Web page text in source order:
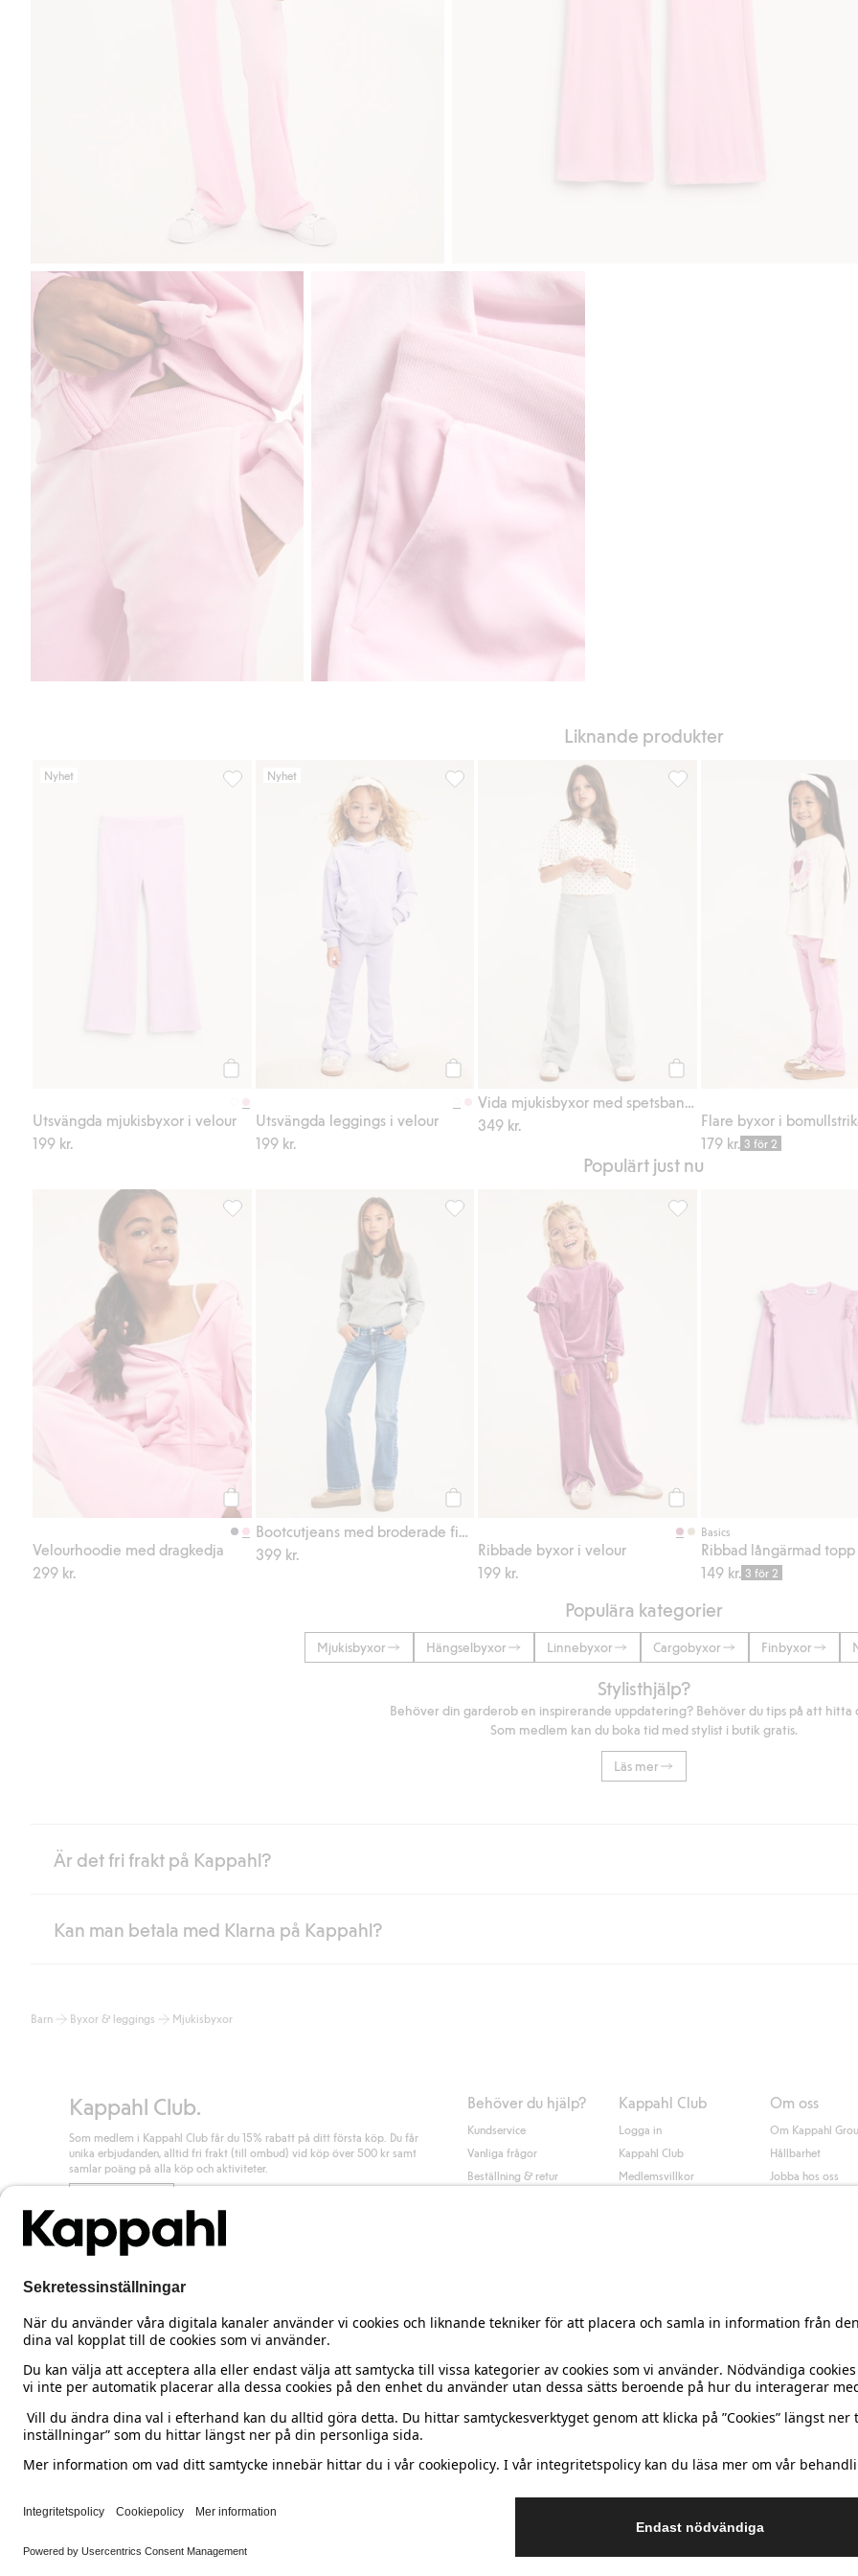
Liknande produkter
Nyhet
Utsvängda mjukisbyxor i velour
199 kr.
Utsvängda mjukisbyxor i velour, Lägg till i favoriter
Nyhet
Utsvängda leggings i velour
199 kr.
Utsvängda leggings i velour, Lägg till i favoriter
Vida mjukisbyxor med spetsband på benen
349 kr.
Vida mjukisbyxor med
Flare byxor i
179 kr. 3 för 2
Populärt just nu
Köp
Velourhoodie med dragkedja
299 kr.
Velourhoodie med dragkedja, Lägg till i favoriter
Bootcutjeans med broderade fickor
399 kr.
Bootcutjeans med broderade fickor, Lägg till i favoriter
Ribbade byxor i velour
199 kr.
Basics
Ribbad långärmad topp
149 kr. 3 för 2
Populära kategorier
Mjukisbyxor Hängselbyxor Linnebyxor Cargobyxor Finbyxor
Stylisthjälp?
Behöver din garderob en inspirerande uppdatering? Behöver du tips på att hitta
Som medlem kan du boka tid med stylist i butik gratis.
Läs mer
Är det fri frakt på Kappahl?
Är du medlem i Kappahl Club har du alltid gratis frakt till butik eller om du handlar för över 500kr med leverans till ombud eller paketbox
Läs mer
Kan man betala med Klarna på Kappahl?
klicka på "Slutför köp" godkänner du Kappahls allmänna villkor.
Barn Byxor & leggings Mjukisbyxor
Kappahl Club.
Som medlem i Kappahl Club får du 15% rabatt på ditt första köp. Du får
unika erbjudanden, alltid fri frakt (till ombud) vid köp över 500 kr samt
samlar poäng på alla köp och aktiviteter.
Behöver du hjälp?
Kundservice
Vanliga frågor
Beställning & retur
Kappahl Club
Logga in
Kappahl Club
Medlemsvillkor
Om oss
Om Kappahl
Hållbarhet
Jobba hos oss
Sweden Ändra land
Cookies